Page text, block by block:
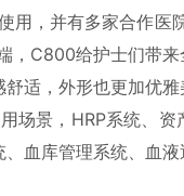
用，并有多家合作医
，C800给护士们带
适，外形也更加优
场景，HRP系统、
血库管理系统、血液